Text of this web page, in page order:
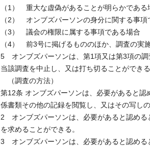
（1） 重大な虚偽があることが明らかである
（2） オンブズパーソンの身分に関する事項
（3） 議会の権限に属する事項である場合
（4） 前3号に掲げるもののほか、調査の実
5 オンブズパーソンは、第1項又は第3項の調
当該調査を中止し、又は打ち切ることができる
（調査の方法）
第12条 オンブズパーソンは、必要があると
係書類その他の記録を閲覧し、又はその写し
2 オンブズパーソンは、必要があると認める
を求めることができる。
3 オンブズパーソンは、必要があると認める